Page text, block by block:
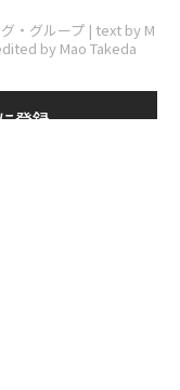
・グループ | text by M
by Mao Takeda
登録